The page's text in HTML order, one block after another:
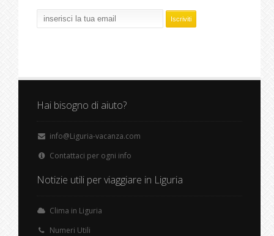
Hai bisogno di aiuto?
info@Liguria-vacanza.com
Contattaci per ogni info
Notizie utili per viaggiare in Liguria
Clima in Liguria
Numeri Utili